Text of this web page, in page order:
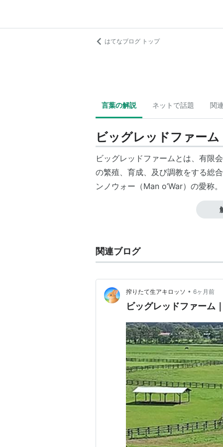
はてなブログ トップ
言葉の解説 ネットで話題 関
ビッグレッドファーム
ビッグレッドファームとは、有限
の繁殖、育成、及び調教をする総
ンノウォー（Man o’War）の愛称。
全ての代表権を岡田繁幸氏が持つ
ビッグレッドファーム明和
北海道新冠郡新冠町明和に230ヘ
珍しい屋根付きのトラックコース
は日本最長の施設。厩舎は250頭
の種牡馬（下記する）の他、マジ
ど多数の種牝馬を保有し繁殖を行
の募集馬として提供される。
真歌トレーニングファーム
関連ブログ
搾りたて生アキロッソ • 6ヶ月前
ビッグレッドファーム